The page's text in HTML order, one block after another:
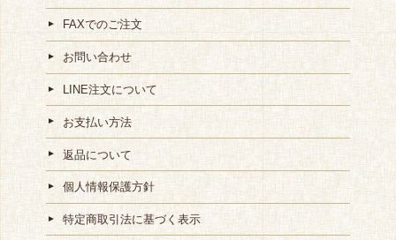
FAXでのご注文
お問い合わせ
LINE注文について
お支払い方法
返品について
個人情報保護方針
特定商取引法に基づく表示